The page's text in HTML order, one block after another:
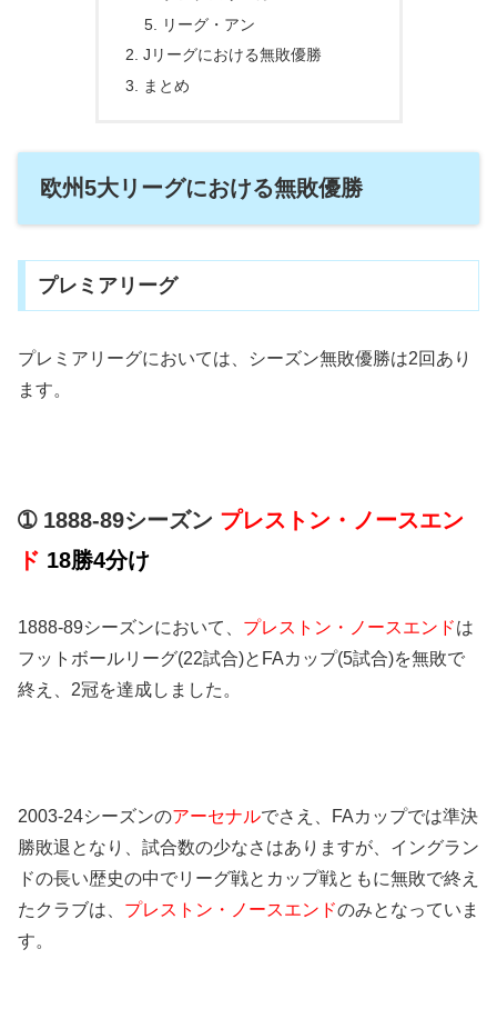
リーグ・アン
Jリーグにおける無敗優勝
まとめ
欧州5大リーグにおける無敗優勝
プレミアリーグ
プレミアリーグにおいては、シーズン無敗優勝は2回あり
ます。
➀ 1888-89シーズン プレストン・ノースエン
ド 18勝4分け
1888-89シーズンにおいて、 プレストン・ノースエンドは
フットボールリーグ(22試合)とFAカップ(5試合)を無敗で
終え、2冠を達成しました。
2003-24シーズンのアーセナルでさえ、FAカップでは準決
勝敗退となり、試合数の少なさはありますが、イングラン
ドの長い歴史の中でリーグ戦とカップ戦ともに無敗で終え
たクラブは、 プレストン・ノースエンドのみとなっていま
す。